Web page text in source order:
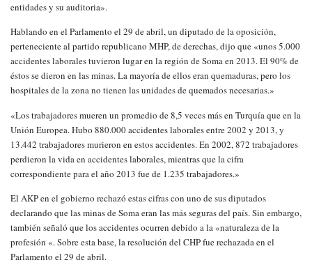
entidades y su auditoria».
Hablando en el Parlamento el 29 de abril, un diputado de la oposición,
perteneciente al partido republicano MHP, de derechas, dijo que «unos 5.000
accidentes laborales tuvieron lugar en la región de Soma en 2013. El 90% de
éstos se dieron en las minas. La mayoría de ellos eran quemaduras, pero los
hospitales de la zona no tienen las unidades de quemados necesarias.»
«Los trabajadores mueren un promedio de 8,5 veces más en Turquía que en la
Unión Europea. Hubo 880.000 accidentes laborales entre 2002 y 2013, y
13.442 trabajadores murieron en estos accidentes. En 2002, 872 trabajadores
perdieron la vida en accidentes laborales, mientras que la cifra
correspondiente para el año 2013 fue de 1.235 trabajadores.»
El AKP en el gobierno rechazó estas cifras con uno de sus diputados
declarando que las minas de Soma eran las más seguras del país. Sin embargo,
también señaló que los accidentes ocurren debido a la «naturaleza de la
profesión «. Sobre esta base, la resolución del CHP fue rechazada en el
Parlamento el 29 de abril.